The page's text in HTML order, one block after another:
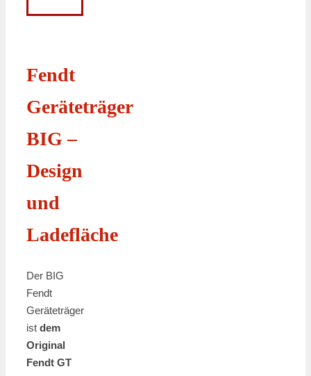
Fendt
Geräteträger
BIG –
Design
und
Ladefläche
Der BIG
Fendt
Geräteträger
ist dem
Original
Fendt GT